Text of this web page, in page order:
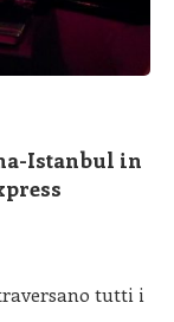
Istanbul in
tutti i